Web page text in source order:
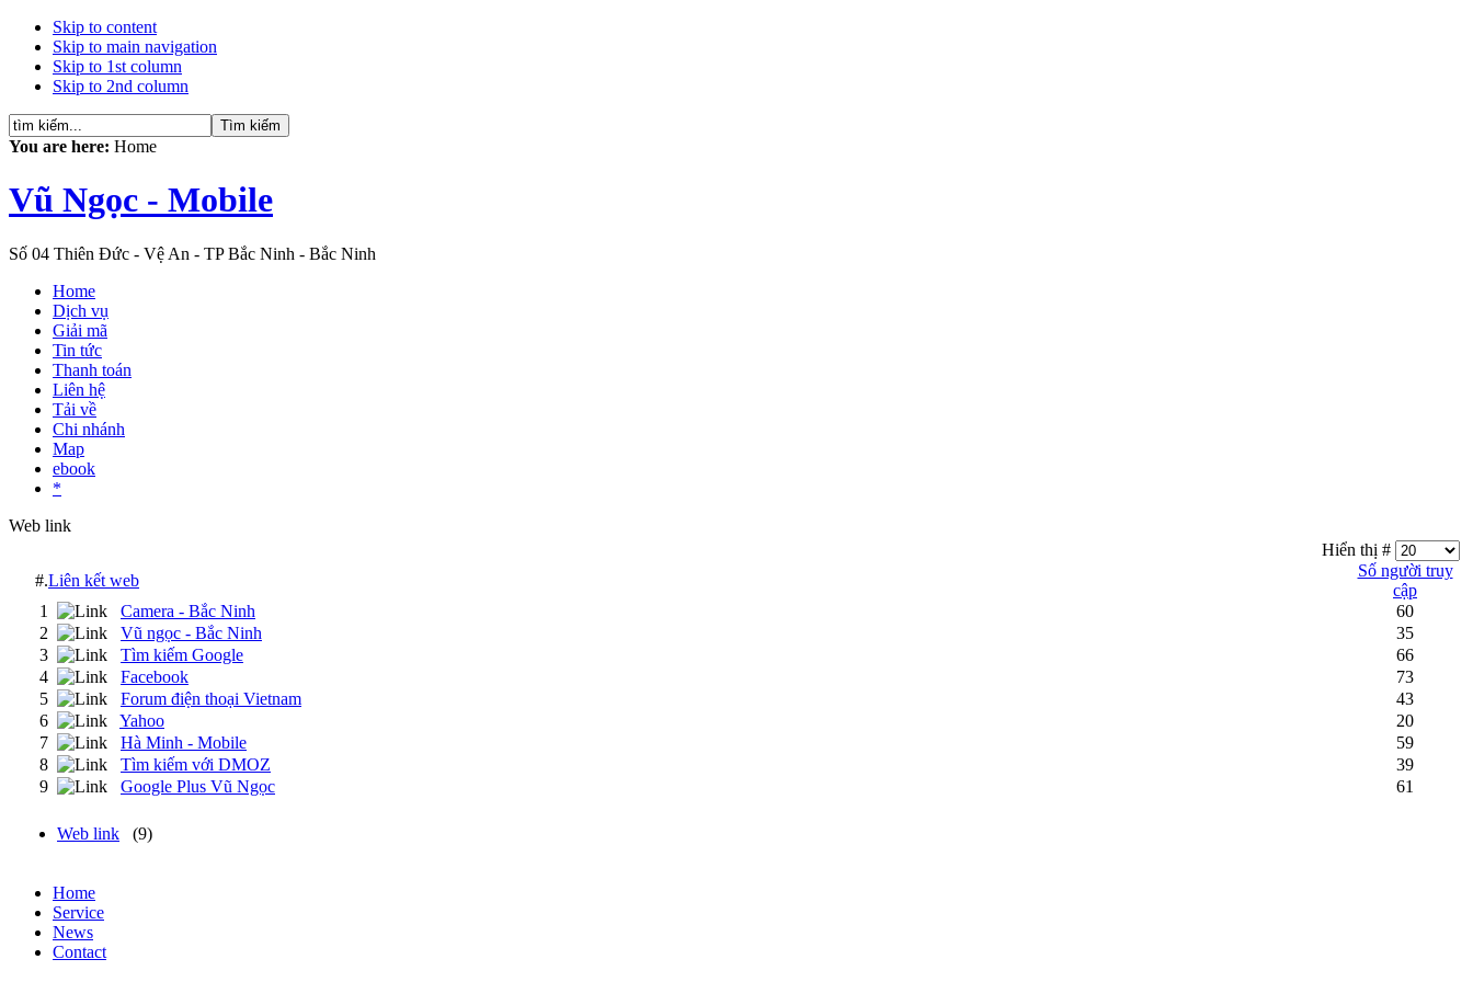
Skip to content
Skip to main navigation
Skip to 1st column
Skip to 2nd column
You are here: Home
Vũ Ngọc - Mobile
Số 04 Thiên Đức - Vệ An - TP Bắc Ninh - Bắc Ninh
Home
Dịch vụ
Giải mã
Tin tức
Thanh toán
Liên hệ
Tải về
Chi nhánh
Map
ebook
*
Web link
Hiển thị #
#.Liên kết web
Số người truy
cập
1
Camera - Bắc Ninh
60
2
Vũ ngọc - Bắc Ninh
35
3
Tìm kiếm Google
66
4
Facebook
73
5
Forum điện thoại Vietnam
43
6
Yahoo
20
7
Hà Minh - Mobile
59
8
Tìm kiếm với DMOZ
39
9
Google Plus Vũ Ngọc 61
Web link (9)
Home
Service
News
Contact